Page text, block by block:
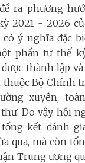
ra phương
2021 - 2026
ý nghĩa đặc
phần tư thế
thành lập
thuộc Bộ Chính
xuyên,
Do vậy, hội
kết, đánh
qua, mà còn
Trung ương